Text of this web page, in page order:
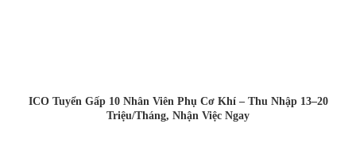
ICO Tuyển Gấp 10 Nhân Viên Phụ Cơ Khí – Thu Nhập 13–20
Triệu/Tháng, Nhận Việc Ngay